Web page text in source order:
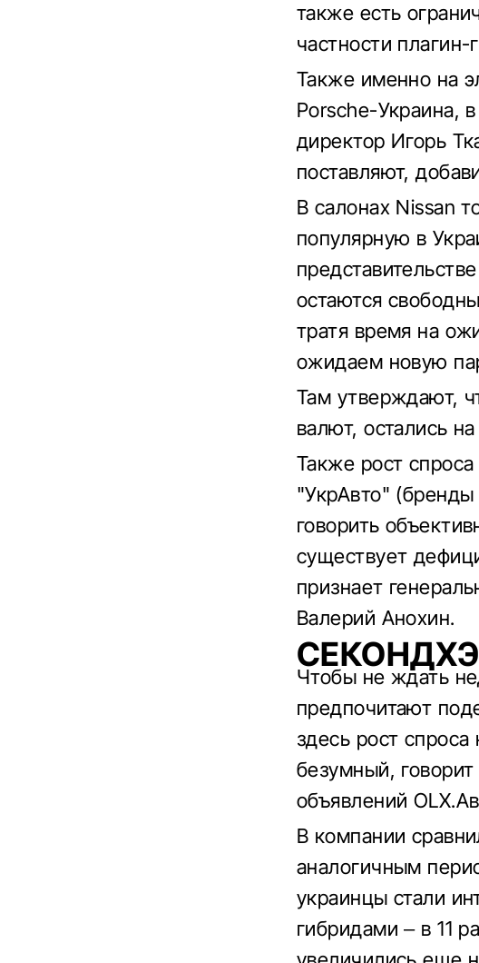
также есть
частности
Также именно на
Porsche-Украина,
директор Игорь
поставляют,
В салонах Nissan
популярную в
остаются
тратя время на
ожидаем новую
Там утверждают,
валют, остались
Также рост
"УкрАвто"
говорить
существует
признает
Валерий Анохин.
Чтобы не ждать
предпочитают
здесь рост
безумный,
объявлений
В компании
аналогичным
украинцы стали
гибридами – в 11